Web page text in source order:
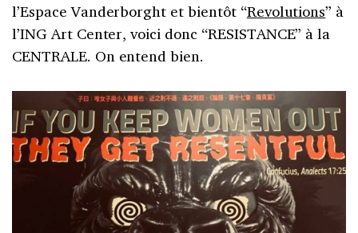
l’Espace Vanderborght et bientôt “Revolutions” à
l’ING Art Center, voici donc “RESISTANCE” à la
CENTRALE. On entend bien.